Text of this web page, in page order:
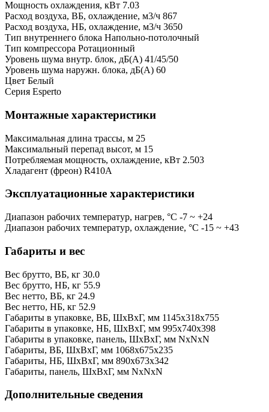
Мощность охлаждения, кВт 7.03
Расход воздуха, ВБ, охлаждение, м3/ч 867
Расход воздуха, НБ, охлаждение, м3/ч 3650
Тип внутреннего блока Напольно-потолочный
Тип компрессора Ротационный
Уровень шума внутр. блок, дБ(А) 41/45/50
Уровень шума наружн. блока, дБ(А) 60
Цвет Белый
Серия Esperto
Монтажные характеристики
Максимальная длина трассы, м 25
Максимальный перепад высот, м 15
Потребляемая мощность, охлаждение, кВт 2.503
Хладагент (фреон) R410A
Эксплуатационные характеристики
Диапазон рабочих температур, нагрев, °C -7 ~ +24
Диапазон рабочих температур, охлаждение, °C -15 ~ +43
Габариты и вес
Вес брутто, ВБ, кг 30.0
Вес брутто, НБ, кг 55.9
Вес нетто, ВБ, кг 24.9
Вес нетто, НБ, кг 52.9
Габариты в упаковке, ВБ, ШxВxГ, мм 1145x318x755
Габариты в упаковке, НБ, ШxВxГ, мм 995x740x398
Габариты в упаковке, панель, ШxВxГ, мм NxNxN
Габариты, ВБ, ШxВxГ, мм 1068x675x235
Габариты, НБ, ШxВxГ, мм 890x673x342
Габариты, панель, ШxВxГ, мм NxNxN
Дополнительные сведения